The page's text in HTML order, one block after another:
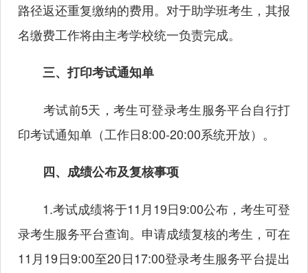
路径返还重复缴纳的费用。对于助学班考生，其报
名缴费工作将由主考学校统一负责完成。
三、打印考试通知单
考试前5天，考生可登录考生服务平台自行打
印考试通知单（工作日8:00-20:00系统开放）。
四、成绩公布及复核事项
1.考试成绩将于11月19日9:00公布，考生可登
录考生服务平台查询。申请成绩复核的考生，可在
11月19日9:00至20日17:00登录考生服务平台提出